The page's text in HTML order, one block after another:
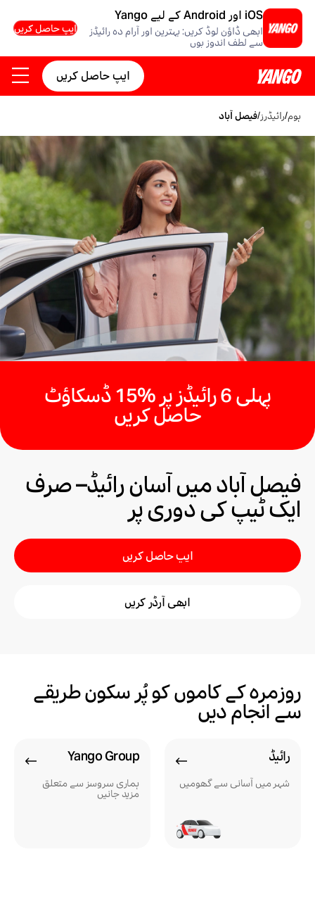
ایپ حاصل کریں
iOS اور Android کے لیے Yango
ابھی ڈاؤن لوڈ کریں: بہترین اور آرام دہ رائیڈز
سے لطف اندوز ہوں
ایپ حاصل کریں
ہوم/رائیڈرز/فیصل آباد
پہلی 6 رائیڈز پر %15 ڈسکاؤٹ
حاصل کریں
فیصل آباد میں آسان رائیڈ– صرف
ایک ٹیپ کی دوری پر
ایپ حاصل کریں
ابھی آرڈر کریں
روزمرہ کے کاموں کو پُر سکون طریقے
سے انجام دیں
رائیڈ
شہر میں آسانی سے گھومیں
Yango Group
ہماری سروسز سے متعلق
مزید جانیں